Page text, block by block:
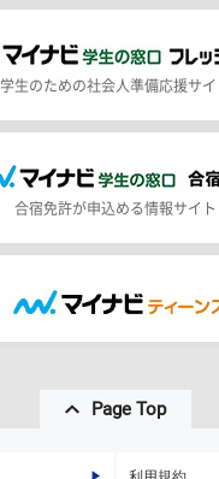
学生のための社会人準備応援サイ
合宿免許が申込める情報サイト
Page Top